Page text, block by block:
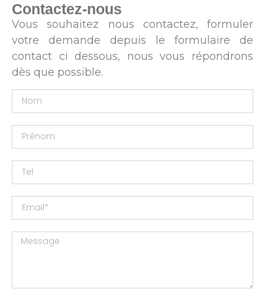
Contactez-nous
Vous souhaitez nous contactez, formuler
votre demande depuis le formulaire de
contact ci dessous, nous vous répondrons
dès que possible.